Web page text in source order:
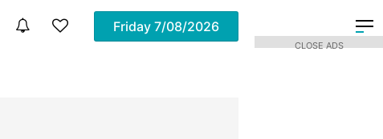
Friday 7/08/2026
CLOSE ADS